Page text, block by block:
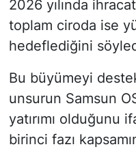
2026 yılında
toplam ciroda ise
hedeflediğini
Bu büyümeyi
unsurun Samsun
yatırımı olduğunu
birinci fazı